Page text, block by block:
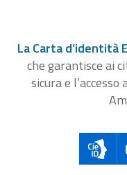
La Carta d’identità
che garantisce ai
sicura e